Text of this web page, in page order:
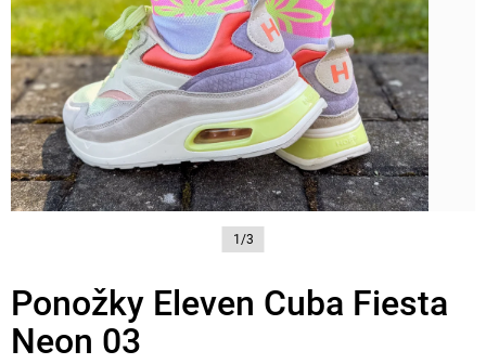
1/3
Ponožky Eleven Cuba Fiesta
Neon 03